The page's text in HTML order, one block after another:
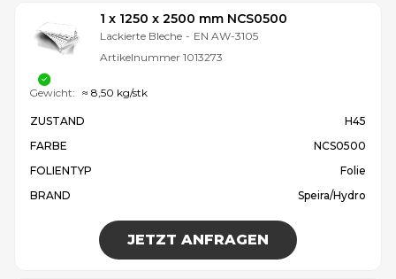
1 x 1250 x 2500 mm NCS0500
Lackierte Bleche - EN AW-3105
Artikelnummer 1013273
ZUSTAND
H45
FARBE
NCS0500
FOLIENTYP
Folie
BRAND
Speira/Hydro
JETZT ANFRAGEN
Gewicht: ≈ 8,50 kg/stk